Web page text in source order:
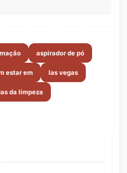
aspirador de pó
estar em las vegas
da limpeza